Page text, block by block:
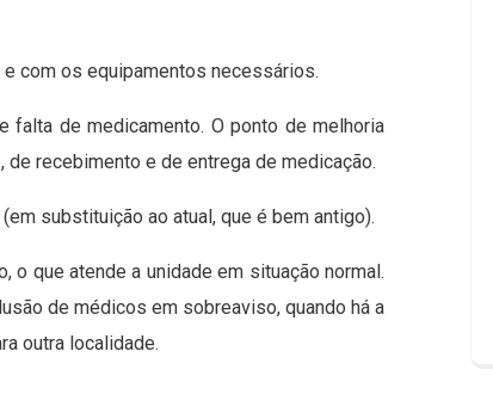
com os equipamentos necessários.
falta de medicamento. O ponto de melhoria
recebimento e de entrega de medicação.
substituição ao atual, que é bem antigo).
o que atende a unidade em situação normal.
de médicos em sobreaviso, quando há a
outra localidade.